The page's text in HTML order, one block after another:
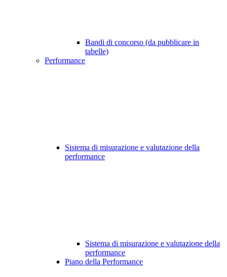
Bandi di concorso (da pubblicare in
tabelle)
Performance
Sistema di misurazione e valutazione della
performance
Sistema di misurazione e valutazione della
performance
Piano della Performance